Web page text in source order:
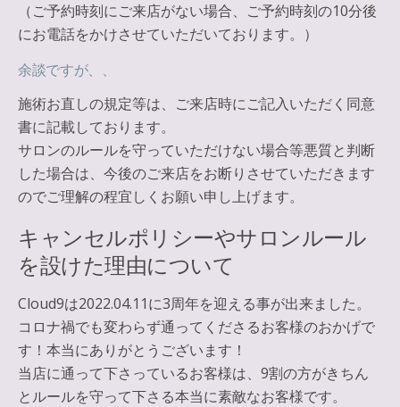
（ご予約時刻にご来店がない場合、ご予約時刻の10分後
にお電話をかけさせていただいております。）
余談ですが、、
施術お直しの規定等は、ご来店時にご記入いただく同意
書に記載しております。
サロンのルールを守っていただけない場合等悪質と判断
した場合は、今後のご来店をお断りさせていただきます
のでご理解の程宜しくお願い申し上げます。
キャンセルポリシーやサロンルール
を設けた理由について
Cloud9は2022.04.11に3周年を迎える事が出来ました。
コロナ禍でも変わらず通ってくださるお客様のおかげで
す！本当にありがとうございます！
当店に通って下さっているお客様は、9割の方がきちん
とルールを守って下さる本当に素敵なお客様です。